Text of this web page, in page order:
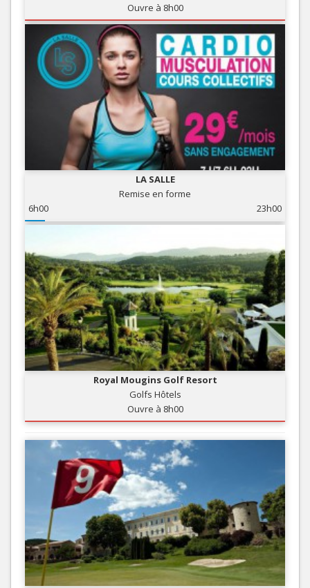
Ouvre à 8h00
LA SALLE
Remise en forme
6h00
23h00
Royal Mougins Golf Resort
Golfs Hôtels
Ouvre à 8h00